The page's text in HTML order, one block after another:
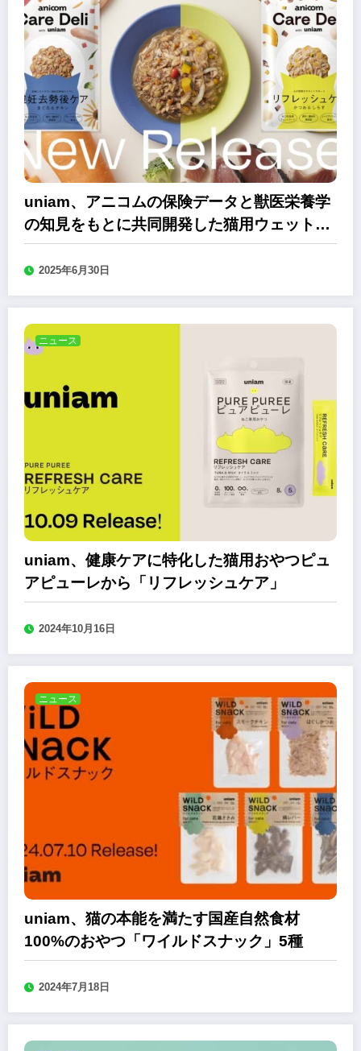
uniam、アニコムの保険データと獣医栄養学
の知見をもとに共同開発した猫用ウェットフ
ード
2025年6月30日
ニュース
uniam、健康ケアに特化した猫用おやつピュ
アピューレから「リフレッシュケア」
2024年10月16日
ニュース
uniam、猫の本能を満たす国産自然食材
100%のおやつ「ワイルドスナック」5種
2024年7月18日